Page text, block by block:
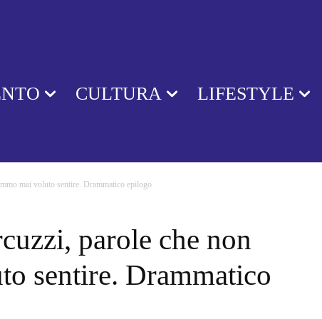
CULTURA LIFESTYLE
mai voluto sentire. Drammatico epilogo
parole che non
sentire. Drammatico